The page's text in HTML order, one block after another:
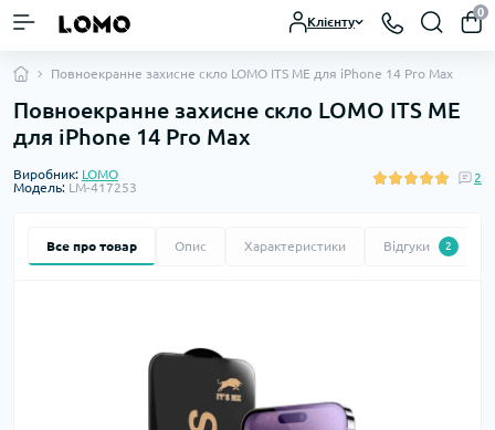
Клієнту
0
Повноекранне захисне скло LOMO ITS ME для iPhone 14 Pro Max
Повноекранне захисне скло LOMO ITS ME
для iPhone 14 Pro Max
Виробник: LOMO
Модель: LM-417253
2
Все про товар Опис Характеристики Відгуки 2